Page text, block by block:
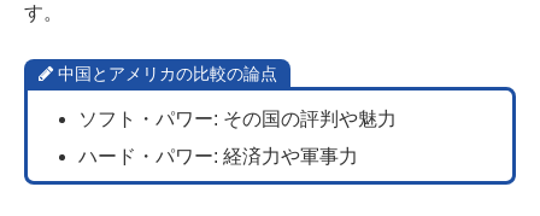
す。
中国とアメリカの比較の論点
ソフト・パワー: その国の評判や魅力
ハード・パワー: 経済力や軍事力